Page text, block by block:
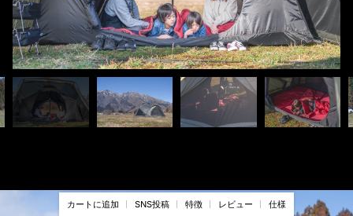
カートに追加 SNS投稿 特徴 レビュー 仕様